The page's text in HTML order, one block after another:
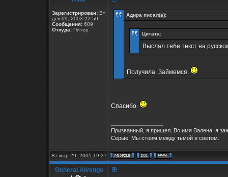
Зарегистрирован: Вт
дек 09, 2003 22:59
Сообщения: 609
Откуда: Питер
Адира писал(а):
Цитата:
Выслал тебе текст на
Получила. Займемся.
Спасибо.
Призванный, я пришел. Во имя Валена, я
Серые. Мы стоим между тьмой и светом.
Вт мар 29, 2005 19:37
General Aivengo